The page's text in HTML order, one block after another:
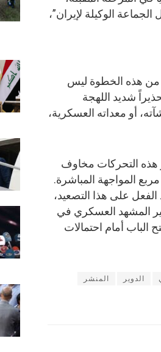
الوكيلة لإيران”،
من هذه الخطوة ليس
شديد اللهجة
أو معداته العسكرية،
هذه التحركات مخاوف
المواجهة المباشرة.
على هذا التصعيد،
المشهد العسكري في
الباب أمام احتمالات
الدوير المنشر